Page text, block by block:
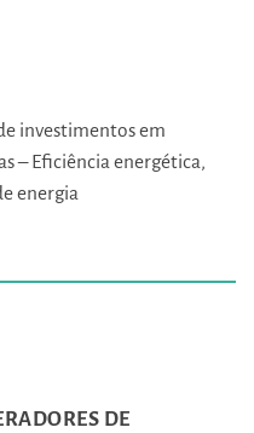
investimentos em
– Eficiência energética,
energia
DE